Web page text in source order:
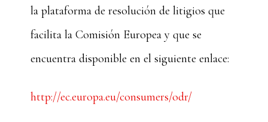
la plataforma de resolución de litigios que
facilita la Comisión Europea y que se
encuentra disponible en el siguiente enlace:
http://ec.europa.eu/consumers/odr/